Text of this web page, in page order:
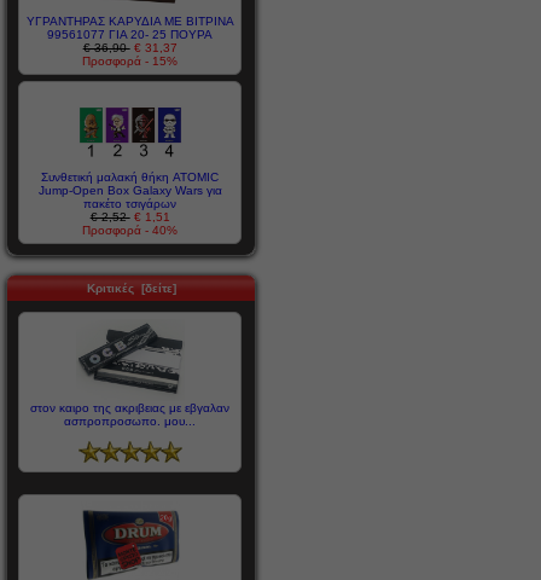
ΥΓΡΑΝΤΗΡΑΣ ΚΑΡΥΔΙΑ ΜΕ ΒΙΤΡΙΝΑ
99561077 ΓΙΑ 20- 25 ΠΟΥΡΑ
€ 36,90 € 31,37
Προσφορά - 15%
Συνθετική μαλακή θήκη ATOMIC
Jump-Open Box Galaxy Wars για
πακέτο τσιγάρων
€ 2,52 € 1,51
Προσφορά - 40%
Κριτικές [δείτε]
στον καιρο της ακριβειας με εβγαλαν
ασπροπροσωπο. μου...